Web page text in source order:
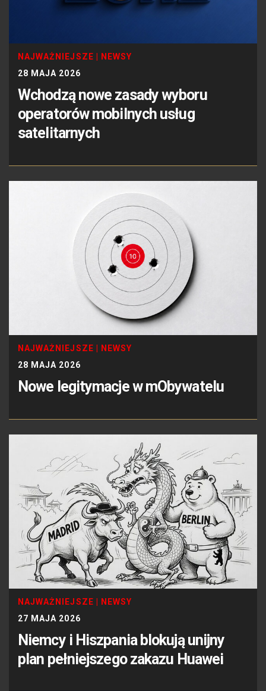
NAJWAŻNIEJSZE | NEWSY
28 MAJA 2026
Wchodzą nowe zasady wyboru
operatorów mobilnych usług
satelitarnych
NAJWAŻNIEJSZE
NEWSY
28 MAJA 2026
Nowe legitymacje w mObywatelu
NAJWAŻNIEJSZE
NEWSY
27 MAJA 2026
Niemcy i Hiszpania blokują unijny
plan pełniejszego zakazu Huawei